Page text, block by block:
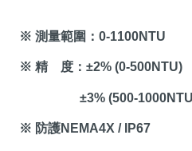
※ 測量範圍：0-1100NTU
※ 精 度：±2% (0-500NTU)
±3% (500-
※ 防護NEMA4X / IP67